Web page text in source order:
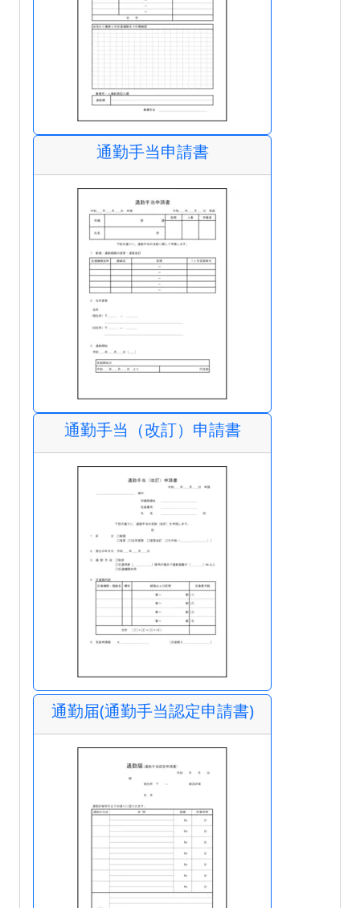
通勤手当申請書
通勤手当（改訂）申請書
通勤届(通勤手当認定申請書)